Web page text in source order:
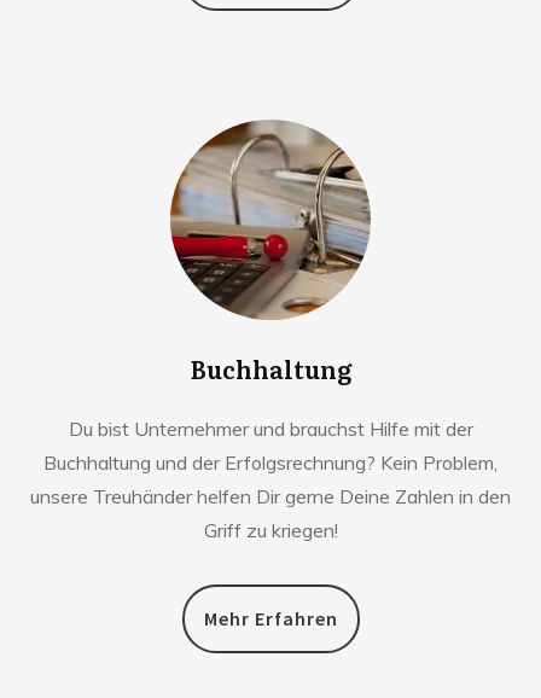
Buchhaltung
Du bist Unternehmer und brauchst Hilfe mit der
Buchhaltung und der Erfolgsrechnung? Kein Problem,
unsere Treuhänder helfen Dir gerne Deine Zahlen in den
Griff zu kriegen!
Mehr Erfahren